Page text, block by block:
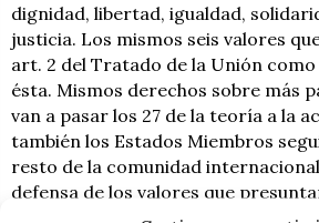
dignidad, libertad, igualdad,
justicia. Los mismos seis valores
art. 2 del Tratado de la Unión
ésta. Mismos derechos sobre más
van a pasar los 27 de la teoría a la
también los Estados Miembros
resto de la comunidad
defensa de los valores que
configuran como un todo?